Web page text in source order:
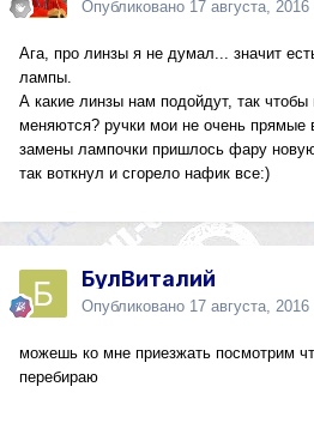
Опубликовано 17 августа, 2016
Ага, про линзы я не думал... значит
лампы.
А какие линзы нам подойдут, так чтобы
меняются? ручки мои не очень прямые
замены лампочки пришлось фару
так воткнул и сгорело нафик все:)
БулВиталий
Опубликовано 17 августа, 2016
можешь ко мне приезжать посмотрим
перебираю